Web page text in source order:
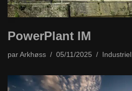
PowerPlant IM
par Arkhøss 05/11/2025 Industriel